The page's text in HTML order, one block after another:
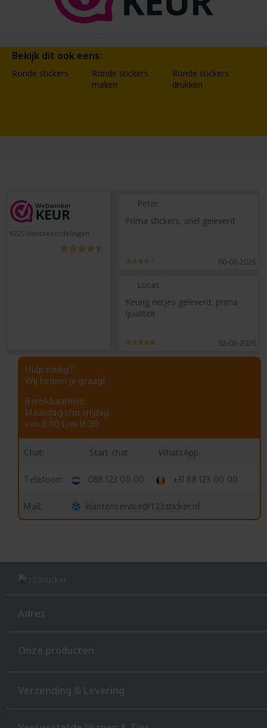
Bekijk dit ook eens:
Ronde stickers
Ronde stickers
maken
Ronde stickers
drukken
8225 klantbeoordelingen
Peter
Prima stickers, snel geleverd
06-08-2026
Lucas
Keurig netjes geleverd, prima
qualiteit
02-08-2026
Hulp nodig?
Wij helpen je graag!
Bereikbaarheid:
Maandag t/m vrijdag
van 8:00 t/m 16:30
Chat: Start chat WhatsApp
Telefoon: 088 123 00 00 +31 88 123 00 00
Mail: klantenservice@123sticker.nl
Adres
Onze producten
Verzending & Levering